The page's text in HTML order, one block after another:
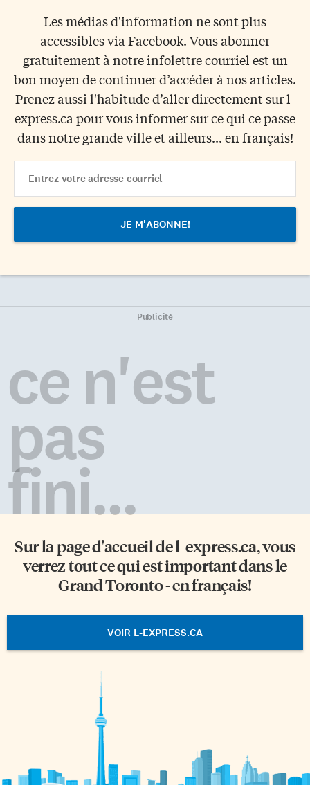
Les médias d'information ne sont plus
accessibles via Facebook. Vous abonner
gratuitement à notre infolettre courriel est un
bon moyen de continuer d’accéder à nos articles.
Prenez aussi l'habitude d’aller directement sur l-
express.ca pour vous informer sur ce qui ce passe
dans notre grande ville et ailleurs... en français!
Address
Publicité
ce n'est
pas
fini...
Sur la page d'accueil del-express.ca, vous
verrez tout ce qui est important dans le
Grand Toronto - en français!
VOIR L-EXPRESS.CA